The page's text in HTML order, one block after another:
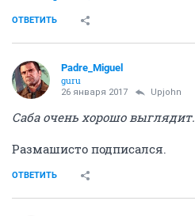
ОТВЕТИТЬ
Padre_Miguel
guru
26 января 2017 Upjohn
Саба очень хорошо выглядит.
Размашисто подписался.
ОТВЕТИТЬ